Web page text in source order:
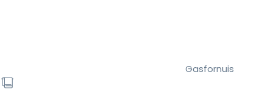
Gasfornuis